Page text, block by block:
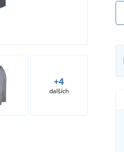
+4
dalších